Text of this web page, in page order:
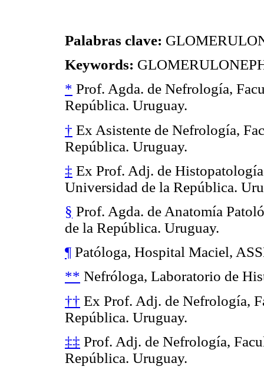
Palabras clave:
Keywords:
* Prof. Agda. de Nefrología,
República. Uruguay.
† Ex Asistente de Nefrología,
República. Uruguay.
‡ Ex Prof. Adj. de
Universidad de la República.
§ Prof. Agda. de Anatomía
de la República. Uruguay.
¶ Patóloga, Hospital Maciel,
** Nefróloga, Laboratorio de
†† Ex Prof. Adj. de Nefrología,
República. Uruguay.
‡‡ Prof. Adj. de Nefrología,
República. Uruguay.